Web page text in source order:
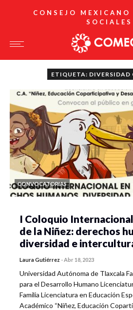
CONSEJO MEXICANO
SOCIALES
ETIQUETA: DIVERSIDAD
CONVOCATORIAS
I Coloquio
de la Niñez: derechos
diversidad e
Laura Gutiérrez -Abr 18, 2023
Universidad Autónoma de Tlaxcala
para el Desarrollo Humano
Familia Licenciatura en Educación
Académico “Niñez, Educación